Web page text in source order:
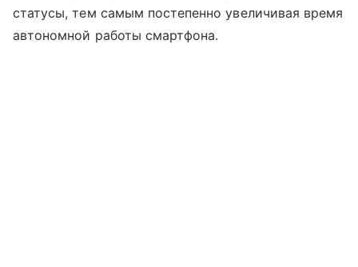
статусы, тем самым постепенно увеличивая время
автономной работы смартфона.